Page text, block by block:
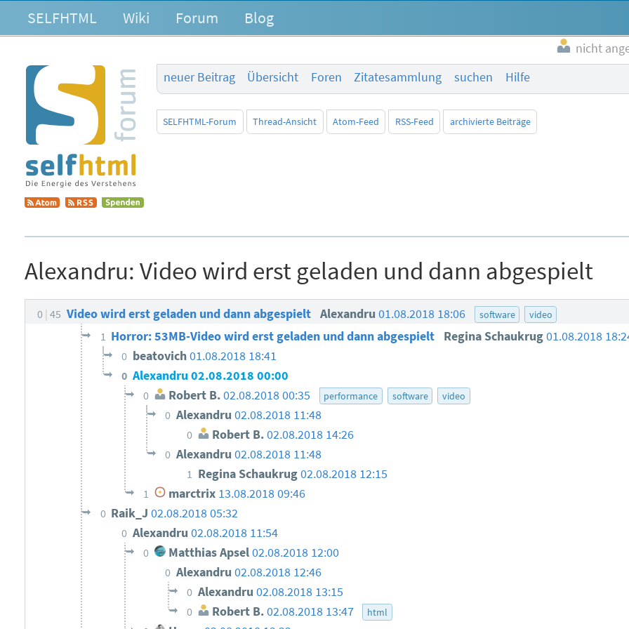
SELFHTML Wiki Forum Blog
nicht
neuer Beitrag
Übersicht Foren Zitatesammlung suchen Hilfe
SELFHTML-Forum Thread-Ansicht Atom-Feed RSS-Feed archivierte Beiträge
Alexandru: Video wird erst geladen und dann abgespielt
0 45 Video wird erst geladen und dann abgespielt Alexandru01.08.2018 18:06 software video
1 Horror: 53MB-Video wird erst geladen und dann abgespielt Regina Schaukrug01.08.2018
0 beatovich01.08.2018 18:41
0 Alexandru02.08.2018 00:00
0 Robert B.02.08.2018 00:35 performance software video
0 Alexandru 02.08.2018 11:48
0 Robert B. 02.08.2018 14:26
0 Alexandru 02.08.2018 11:48
1 Regina Schaukrug02.08.2018 12:15
1 marctrix 13.08.2018 09:46
0 Raik_J02.08.2018 05:32
0 Alexandru02.08.2018 11:54
0 Matthias Apsel02.08.2018 12:00
0 Alexandru 02.08.2018 12:46
0 Alexandru 02.08.2018 13:15
0 Robert B. 02.08.2018 13:47 html